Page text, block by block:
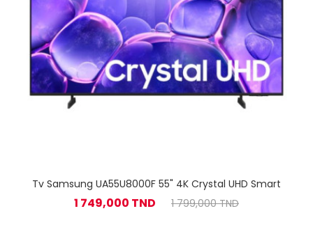
Tv Samsung UA55U8000F 55" 4K Crystal UHD Smart
1 749,000 TND 1 799,000 TND